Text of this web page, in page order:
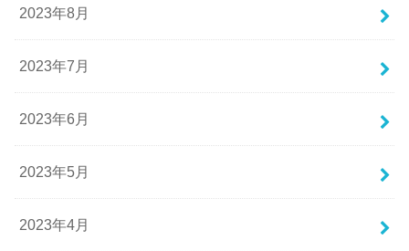
2023年8月
2023年7月
2023年6月
2023年5月
2023年4月